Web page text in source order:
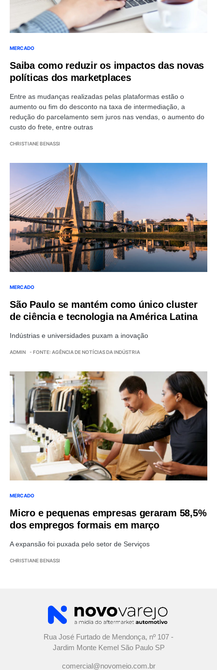
MERCADO
Saiba como reduzir os impactos das novas
políticas dos marketplaces
Entre as mudanças realizadas pelas plataformas estão o
aumento ou fim do desconto na taxa de intermediação, a
redução do parcelamento sem juros nas vendas, o aumento do
custo do frete, entre outras
CHRISTIANE BENASSI
MERCADO
São Paulo se mantém como único cluster
de ciência e tecnologia na América Latina
Indústrias e universidades puxam a inovação
ADMIN - FONTE: AGÊNCIA DE NOTÍCIAS DA INDÚSTRIA
MERCADO
Micro e pequenas empresas geraram 58,5%
dos empregos formais em março
A expansão foi puxada pelo setor de Serviços
CHRISTIANE BENASSI
Rua José Furtado de Mendonça, nº 107 -
Jardim Monte Kemel São Paulo SP
comercial@novomeio.com.br